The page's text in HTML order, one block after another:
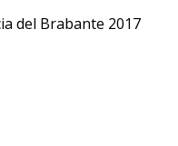
del Brabante 2017